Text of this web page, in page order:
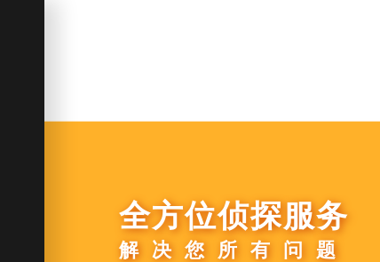
全方位侦探服务
解决您所有问题